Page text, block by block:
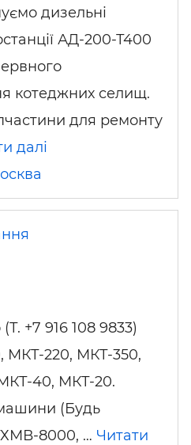
дизельні
АД-200-Т400
котеджних селищ.
для ремонту
далі
+7 916 108 9833)
МКТ-220, МКТ-350,
40, МКТ-20.
(Будь
8000, … Читати